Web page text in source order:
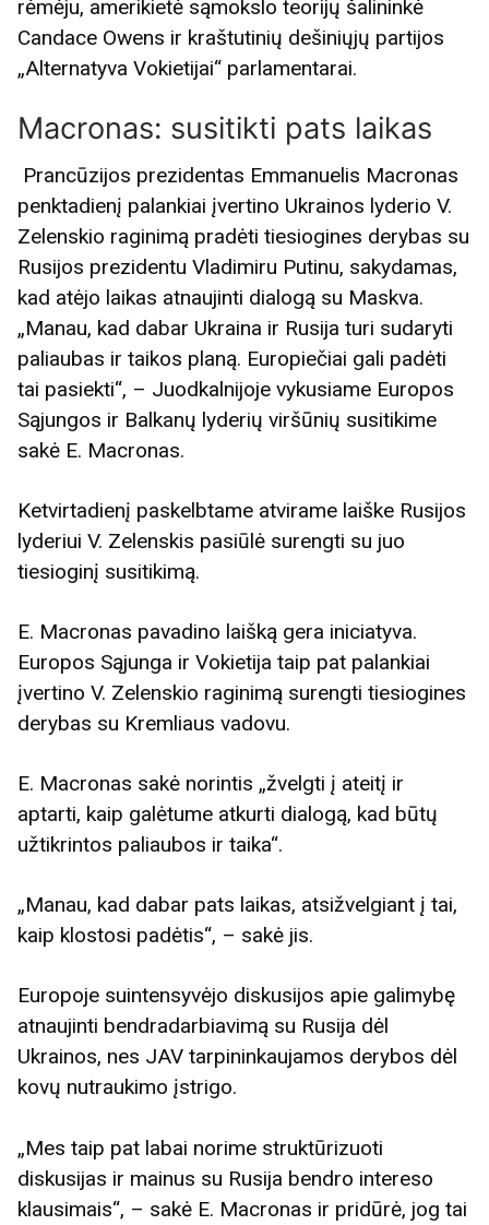
rėmėju, amerikietė sąmokslo teorijų šalininkė
Candace Owens ir kraštutinių dešiniųjų partijos
„Alternatyva Vokietijai“ parlamentarai.
Macronas: susitikti pats laikas
Prancūzijos prezidentas Emmanuelis Macronas
penktadienį palankiai įvertino Ukrainos lyderio V.
Zelenskio raginimą pradėti tiesiogines derybas su
Rusijos prezidentu Vladimiru Putinu, sakydamas,
kad atėjo laikas atnaujinti dialogą su Maskva.
„Manau, kad dabar Ukraina ir Rusija turi sudaryti
paliaubas ir taikos planą. Europiečiai gali padėti
tai pasiekti“, – Juodkalnijoje vykusiame Europos
Sąjungos ir Balkanų lyderių viršūnių susitikime
sakė E. Macronas.
Ketvirtadienį paskelbtame atvirame laiške Rusijos
lyderiui V. Zelenskis pasiūlė surengti su juo
tiesioginį susitikimą.
E. Macronas pavadino laišką gera iniciatyva.
Europos Sąjunga ir Vokietija taip pat palankiai
įvertino V. Zelenskio raginimą surengti tiesiogines
derybas su Kremliaus vadovu.
E. Macronas sakė norintis „žvelgti į ateitį ir
aptarti, kaip galėtume atkurti dialogą, kad būtų
užtikrintos paliaubos ir taika“.
„Manau, kad dabar pats laikas, atsižvelgiant į tai,
kaip klostosi padėtis“, – sakė jis.
Europoje suintensyvėjo diskusijos apie galimybę
atnaujinti bendradarbiavimą su Rusija dėl
Ukrainos, nes JAV tarpininkaujamos derybos dėl
kovų nutraukimo įstrigo.
„Mes taip pat labai norime struktūrizuoti
diskusijas ir mainus su Rusija bendro intereso
klausimais“, – sakė E. Macronas ir pridūrė, jog tai